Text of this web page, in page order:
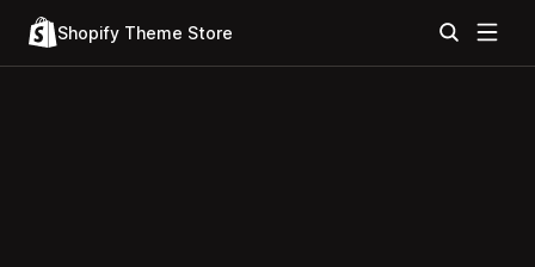
Shopify Theme Store